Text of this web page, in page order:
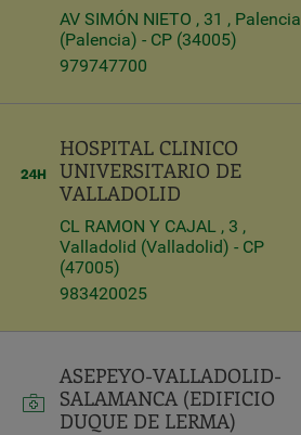
AV SIMÓN NIETO , 31 , Palencia
(Palencia) - CP (34005)
979747700
HOSPITAL CLINICO
UNIVERSITARIO DE
VALLADOLID
CL RAMON Y CAJAL , 3 ,
Valladolid (Valladolid) - CP
(47005)
983420025
ASEPEYO-VALLADOLID-
SALAMANCA (EDIFICIO
DUQUE DE LERMA)